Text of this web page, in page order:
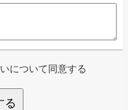
について同意する
る